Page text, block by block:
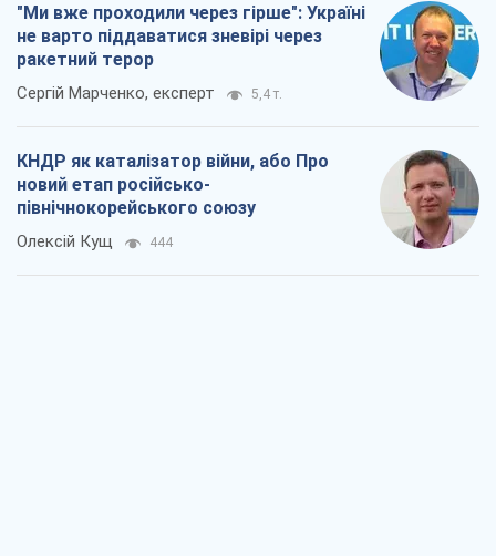
"Ми вже проходили через гірше": Україні
не варто піддаватися зневірі через
ракетний терор
Сергій Марченко, експерт 5,4 т.
КНДР як каталізатор війни, або Про
новий етап російсько-
північнокорейського союзу
Олексій Кущ 444